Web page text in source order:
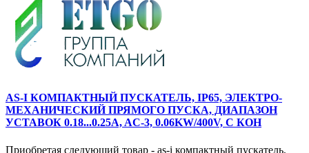
AS-I КОМПАКТНЫЙ ПУСКАТЕЛЬ, IP65, ЭЛЕКТРО-
МЕХАНИЧЕСКИЙ ПРЯМОГО ПУСКА, ДИАПАЗОН
УСТАВОК 0.18...0.25A, AC-3, 0.06KW/400V, С КОН
Приобретая следующий товар - as-i компактный пускатель,